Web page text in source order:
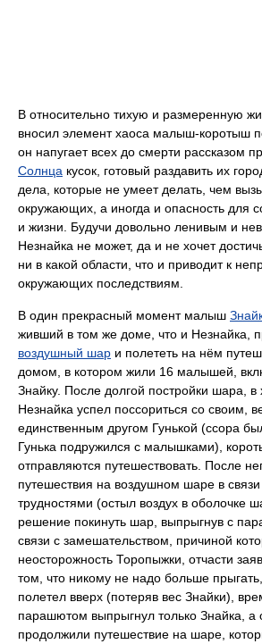
В относительно тихую и размеренную
вносил элемент хаоса малыш-коротыш
он напугает всех до смерти рассказом
Солнца кусок, готовый раздавить их
дела, которые не умеет делать, чем
окружающих, а иногда и опасность для
и жизни. Будучи довольно ленивым и
Незнайка не может, да и не хочет
ни в какой области, что и приводит к
окружающих последствиям.
В один прекрасный момент малыш
живший в том же доме, что и Незнайка,
воздушный шар и полететь на нём
домом, в котором жили 16 малышей,
Знайку. После долгой постройки шара, в
Незнайка успел поссориться со своим,
единственным другом Гунькой (ссора
Гунька подружился с малышками),
отправляются путешествовать. После
путешествия на воздушном шаре в связи
трудностями (остыл воздух в оболочке
решение покинуть шар, выпрыгнув с
связи с замешательством, причиной
неосторожность Торопыжки, отчасти
том, что никому не надо больше
полетел вверх (потеряв вес Знайки),
парашютом выпрыгнул только Знайка,
продолжили путешествие на шаре,